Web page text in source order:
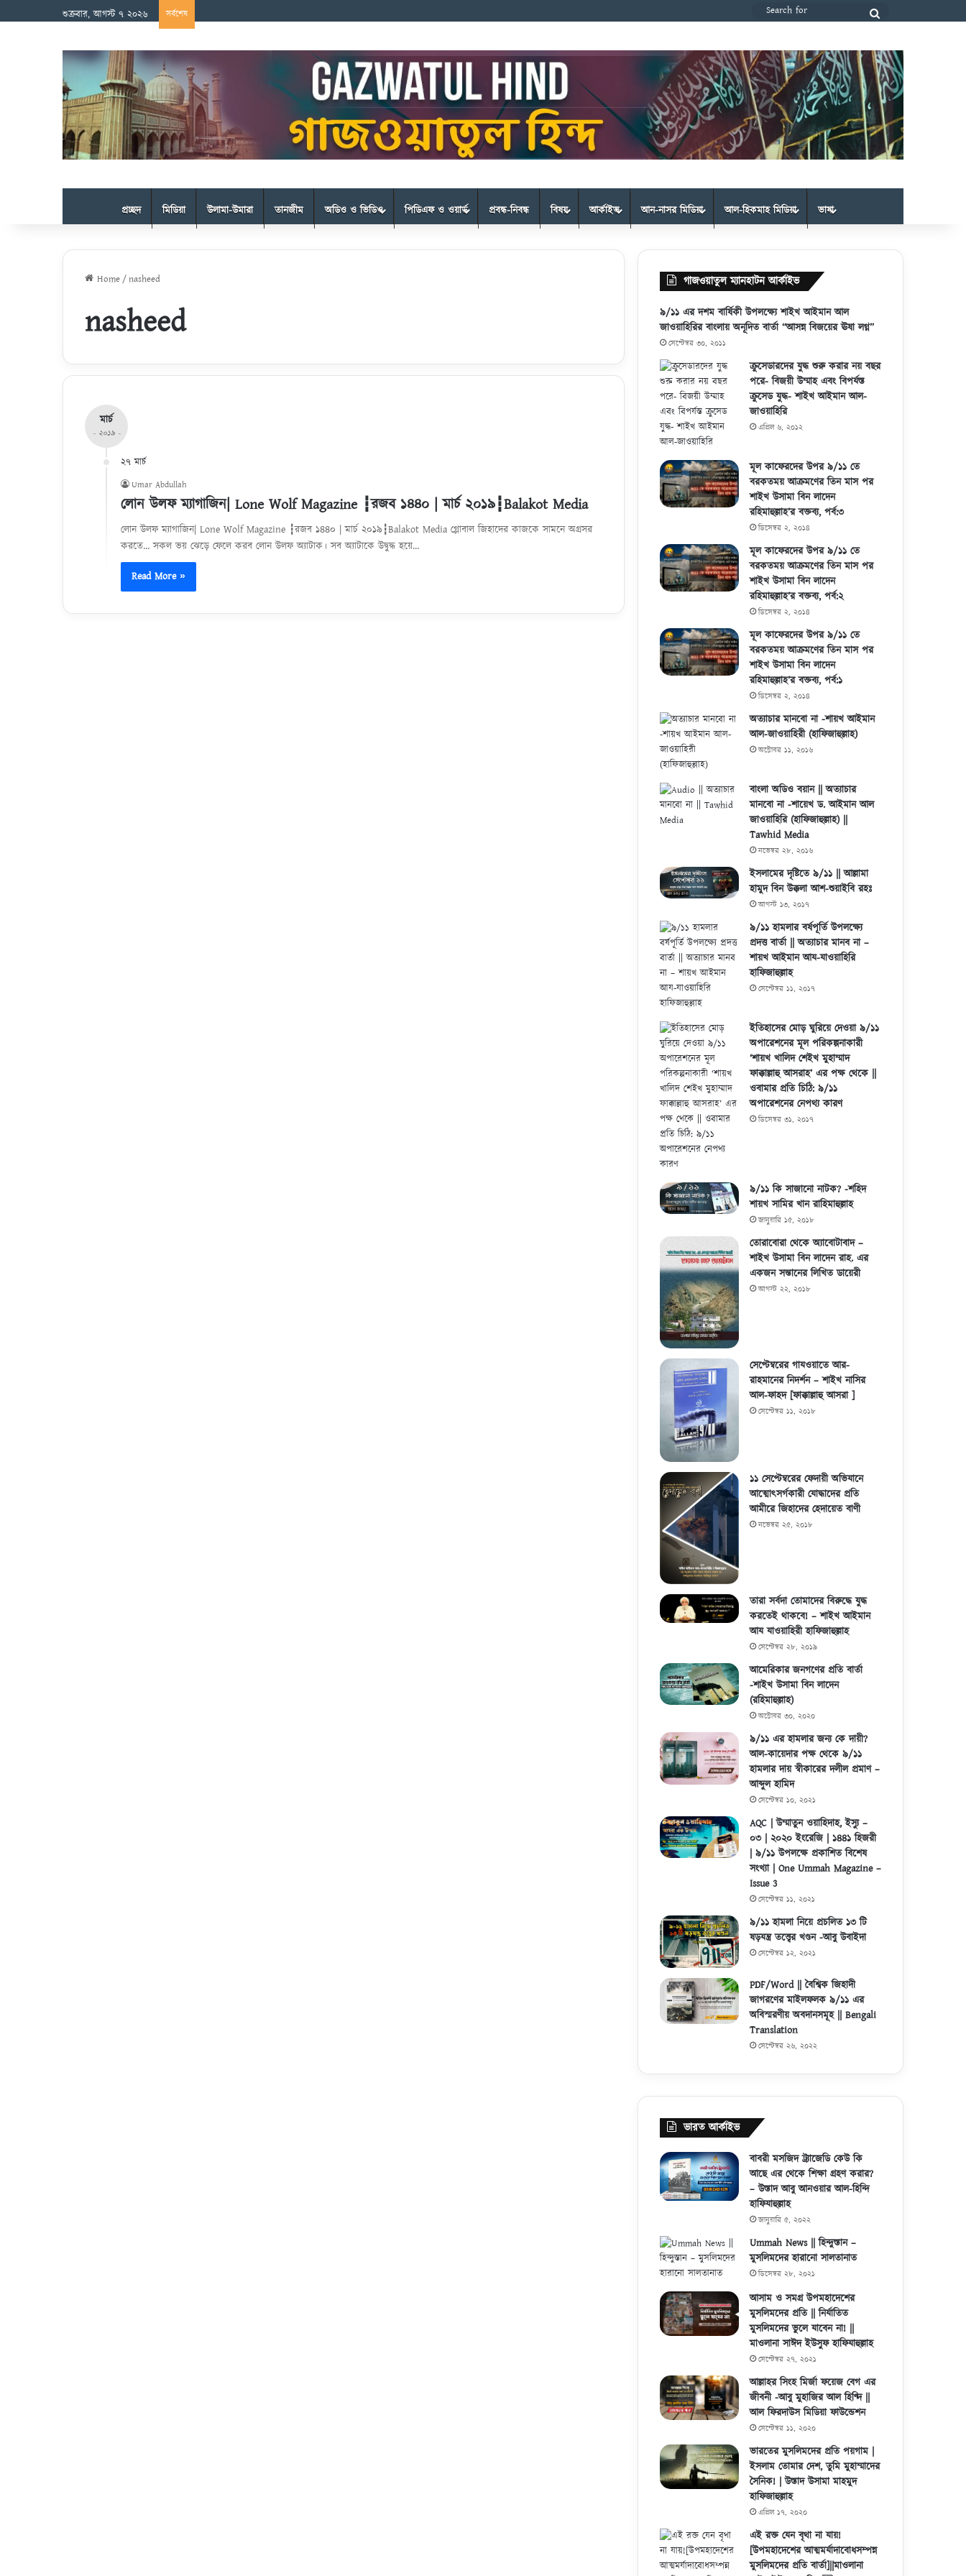
শুক্রবার, আগস্ট ৭ ২০২৬ সর্বশেষ
প্রচ্ছদ মিডিয়া উলামা-উমারা তানজীম অডিও ও ভিডিও পিডিএফ ও ওয়ার্ড প্রবন্ধ-নিবন্ধ বিষয় আর্কাইভ আন-নাসর মিডিয়া আল-হিকমাহ মিডিয়া ভাষা
Home /nasheed
nasheed
মার্চ
- ২০১৯ -
২৭ মার্চ
Umar Abdullah
লোন উলফ ম্যাগাজিন| Lone Wolf Magazine ┇রজব ১৪৪০ | মার্চ ২০১৯┇Balakot Media
লোন উলফ ম্যাগাজিন| Lone Wolf Magazine ┇রজব ১৪৪০ | মার্চ ২০১৯┇Balakot Media গ্লোবাল জিহাদের কাজকে সামনে অগ্রসর
করতে… সকল ভয় ঝেড়ে ফেলে করব লোন উলফ অ্যাটাক। সব অ্যাটাকে উদ্বুদ্ধ হয়ে…
Read More »
গাজওয়াতুল ম্যানহাটন আর্কাইভ
৯/১১ এর দশম বার্ষিকী উপলক্ষ্যে শাইখ আইমান আল
জাওয়াহিরির বাংলায় অনূদিত বার্তা “আসন্ন বিজয়ের ঊষা লগ্ন”
সেপ্টেম্বর ৩০, ২০১১
ক্রুসেডারদের যুদ্ধ শুরু করার নয় বছর
পরে- বিজয়ী উম্মাহ এবং বিপর্যস্ত
ক্রুসেড যুদ্ধ- শাইখ আইমান আল-
জাওয়াহিরি
এপ্রিল ৬, ২০১২
মূল কাফেরদের উপর ৯/১১ তে
বরকতময় আক্রমণের তিন মাস পর
শাইখ উসামা বিন লাদেন
রহিমাহুল্লাহ’র বক্তব্য, পর্ব:৩
ডিসেম্বর ২, ২০১৪
মূল কাফেরদের উপর ৯/১১ তে
বরকতময় আক্রমণের তিন মাস পর
শাইখ উসামা বিন লাদেন
রহিমাহুল্লাহ’র বক্তব্য, পর্ব:২
ডিসেম্বর ২, ২০১৪
মূল কাফেরদের উপর ৯/১১ তে
বরকতময় আক্রমণের তিন মাস পর
শাইখ উসামা বিন লাদেন
রহিমাহুল্লাহ’র বক্তব্য, পর্ব:১
ডিসেম্বর ২, ২০১৪
অত্যাচার মানবো না -শায়খ আইমান
আল-জাওয়াহিরী (হাফিজাহুল্লাহ)
অক্টোবর ১১, ২০১৬
বাংলা অডিও বয়ান || অত্যাচার
মানবো না -শায়েখ ড. আইমান আল
জাওয়াহিরি (হাফিজাহুল্লাহ) ||
Tawhid Media
নভেম্বর ২৮, ২০১৬
ইসলামের দৃষ্টিতে ৯/১১ || আল্লামা
হামুদ বিন উক্কলা আশ-শুয়াইবি রহঃ
আগস্ট ১৩, ২০১৭
৯/১১ হামলার বর্ষপূর্তি উপলক্ষ্যে
প্রদত্ত বার্তা || অত্যাচার মানব না –
শায়খ আইমান আয-যাওয়াহিরি
হাফিজাহুল্লাহ
সেপ্টেম্বর ১১, ২০১৭
ইতিহাসের মোড় ঘুরিয়ে দেওয়া ৯/১১
অপারেশনের মূল পরিকল্পনাকারী
‘শায়খ খালিদ শেইখ মুহাম্মাদ
ফাক্কাল্লাহু আসরাহ’ এর পক্ষ থেকে ||
ওবামার প্রতি চিঠি: ৯/১১
অপারেশনের নেপথ্য কারণ
ডিসেম্বর ৩১, ২০১৭
৯/১১ কি সাজানো নাটক? -শহিদ
শায়খ সামির খান রাহিমাহুল্লাহ
জানুয়ারি ১৫, ২০১৮
তোরাবোরা থেকে অ্যাবোটাবাদ –
শাইখ উসামা বিন লাদেন রাহ. এর
একজন সন্তানের লিখিত ডায়েরী
আগস্ট ২২, ২০১৮
সেপ্টেম্বরের গাযওয়াতে আর-
রাহমানের নিদর্শন – শাইখ নাসির
আল-ফাহদ [ফাক্কাল্লাহু আসরা ]
সেপ্টেম্বর ১১, ২০১৮
১১ সেপ্টেম্বরের ফেদায়ী অভিযানে
আত্মোৎসর্গকারী যোদ্ধাদের প্রতি
আমীরে জিহাদের হেদায়েত বাণী
নভেম্বর ২৫, ২০১৮
তারা সর্বদা তোমাদের বিরুদ্ধে যুদ্ধ
করতেই থাকবে! – শাইখ আইমান
আয যাওয়াহিরী হাফিজাহুল্লাহ
সেপ্টেম্বর ২৮, ২০১৯
আমেরিকার জনগণের প্রতি বার্তা
-শাইখ উসামা বিন লাদেন
(রহিমাহুল্লাহ)
অক্টোবর ৩০, ২০২০
৯/১১ এর হামলার জন্য কে দায়ী?
আল-কায়েদার পক্ষ থেকে ৯/১১
হামলার দায় স্বীকারের দলীল প্রমাণ –
আব্দুল হামিদ
সেপ্টেম্বর ১০, ২০২১
AQC | উম্মাতুন ওয়াহিদাহ, ইস্যু –
০৩ | ২০২০ ইংরেজি | ১৪৪১ হিজরী
| ৯/১১ উপলক্ষে প্রকাশিত বিশেষ
সংখ্যা | One Ummah Magazine –
Issue 3
সেপ্টেম্বর ১১, ২০২১
৯/১১ হামলা নিয়ে প্রচলিত ১৩ টি
ষড়যন্ত্র তত্ত্বের খণ্ডন -আবু উবাইদা
সেপ্টেম্বর ১২, ২০২১
PDF/Word || বৈশ্বিক জিহাদী
জাগরণের মাইলফলক ৯/১১ এর
অবিস্মরণীয় অবদানসমূহ || Bengali
Translation
সেপ্টেম্বর ২৬, ২০২২
ভারত আর্কাইভ
বাবরী মসজিদ ট্র্যাজেডি কেউ কি
আছে এর থেকে শিক্ষা গ্রহণ করার?
– উস্তাদ আবু আনওয়ার আল-হিন্দি
হাফিযাহুল্লাহ
জানুয়ারি ৫, ২০২২
Ummah News || হিন্দুস্তান –
মুসলিমদের হারানো সালতানাত
ডিসেম্বর ২৮, ২০২১
আসাম ও সমগ্র উপমহাদেশের
মুসলিমদের প্রতি || নির্যাতিত
মুসলিমদের ভুলে যাবেন না! ||
মাওলানা সাঈদ ইউসুফ হাফিযাহুল্লাহ
সেপ্টেম্বর ২৭, ২০২১
আল্লাহর সিংহ মির্জা ফয়েজ বেগ এর
জীবনী -আবু মুহাজির আল হিণ্দি ||
আল ফিরদাউস মিডিয়া ফাউন্ডেশন
সেপ্টেম্বর ১১, ২০২০
ভারতের মুসলিমদের প্রতি পয়গাম |
ইসলাম তোমার দেশ, তুমি মুহাম্মাদের
সৈনিক! | উস্তাদ উসামা মাহমুদ
হাফিজাহুল্লাহ
এপ্রিল ১৭, ২০২০
এই রক্ত যেন বৃথা না যায়!
[উপমহাদেশের আত্মমর্যাদাবোধসম্পন্ন
মুসলিমদের প্রতি বার্তা]||মাওলানা